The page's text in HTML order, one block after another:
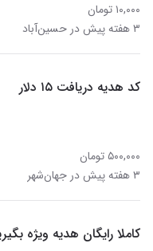
۱۰,۰۰۰ تومان
۳ هفته پیش در حسین‌آباد
کد هدیه دریافت ۱۵ دلار
۵۰۰,۰۰۰ تومان
۳ هفته پیش در جهان‌شهر
کاملا رایگان هدیه ویژه